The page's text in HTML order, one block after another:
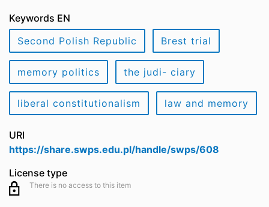
Keywords EN
Second Polish Republic
Brest trial
memory politics the judi- ciary
liberal constitutionalism law and memory
URI
https://share.swps.edu.pl/handle/swps/608
License type
There is no access to this item